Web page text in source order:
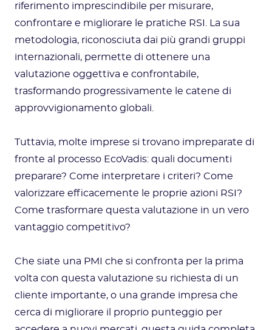
riferimento imprescindibile per misurare,
confrontare e migliorare le pratiche RSI. La sua
metodologia, riconosciuta dai più grandi gruppi
internazionali, permette di ottenere una
valutazione oggettiva e confrontabile,
trasformando progressivamente le catene di
approvvigionamento globali.
Tuttavia, molte imprese si trovano impreparate di
fronte al processo EcoVadis: quali documenti
preparare? Come interpretare i criteri? Come
valorizzare efficacemente le proprie azioni RSI?
Come trasformare questa valutazione in un vero
vantaggio competitivo?
Che siate una PMI che si confronta per la prima
volta con questa valutazione su richiesta di un
cliente importante, o una grande impresa che
cerca di migliorare il proprio punteggio per